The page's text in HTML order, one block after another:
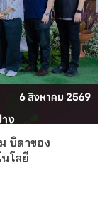
บิดาของ
โลยี